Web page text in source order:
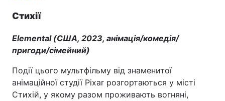
Стихії
Elemental (США, 2023, анімація/комедія/
пригоди/сімейний)
Події цього мультфільму від знаменитої
анімаційної студії Pixar розгортаються у місті
Стихій, у якому разом проживають вогняні,